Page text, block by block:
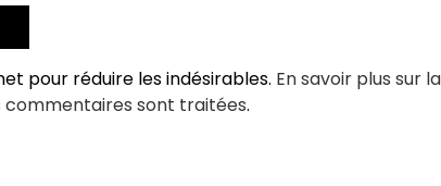
pour réduire les indésirables. En savoir plus sur
commentaires sont traitées.